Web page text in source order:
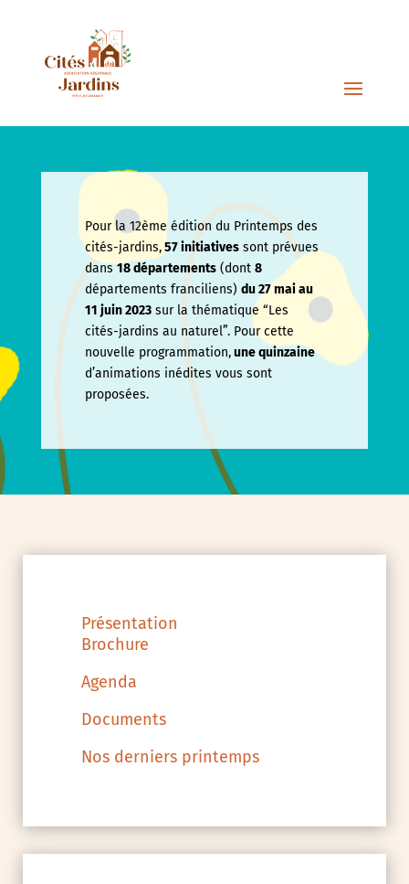
Pour la 12ème édition du Printemps des
cités-jardins,57 initiativessont prévues
dans18 départements(dont 8
départements franciliens) du 27 mai au
11 juin2023sur la thématique “Les
cités-jardins au naturel”. Pour cette
nouvelle programmation,une quinzaine
d’animations inédites vous sont
proposées.
Présentation
Brochure
Agenda
Documents
Nos derniers printemps